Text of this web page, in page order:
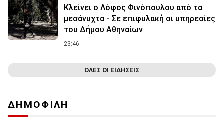
Κλείνει ο Λόφος Φινόπουλου από τα
μεσάνυχτα - Σε επιφυλακή οι υπηρεσίες
του Δήμου Αθηναίων
23:46
ΟΛΕΣ ΟΙ ΕΙΔΗΣΕΙΣ
ΔΗΜΟΦΙΛΗ